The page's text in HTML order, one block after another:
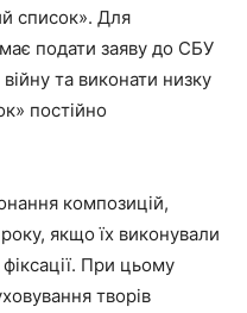
список». Для
подати заяву до СБУ
та виконати низку
постійно
композицій,
якщо їх виконували
При цьому
творів